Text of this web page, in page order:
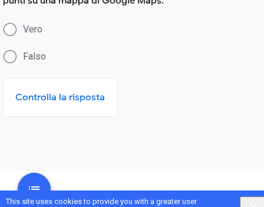
This site uses cookies to provide you with a greater user
Vero
Falso
Controlla la risposta